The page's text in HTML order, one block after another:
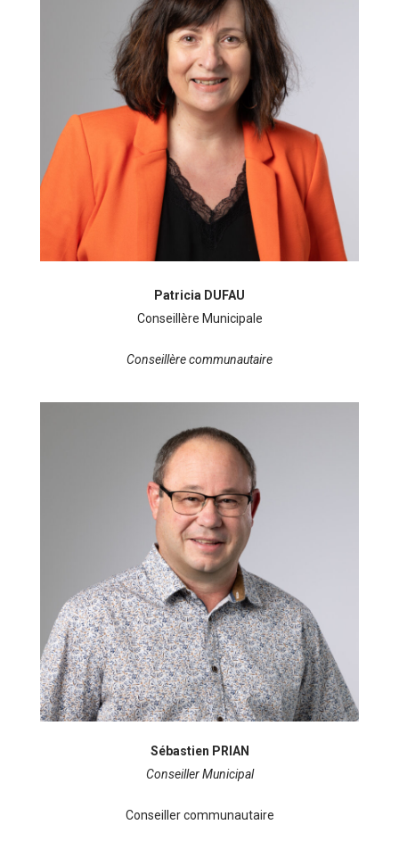
Patricia DUFAU
Conseillère Municipale
Conseillère communautaire
Sébastien PRIAN
Conseiller Municipal
Conseiller communautaire